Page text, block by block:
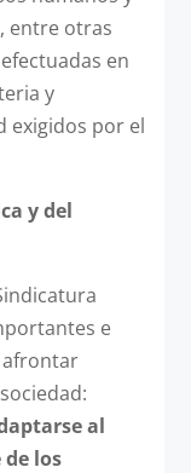
entre otras
en
y
exigidos por el
y del
e
al
los